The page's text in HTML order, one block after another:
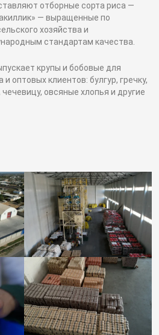
отборные сорта риса —
— выращенные по
хозяйства и
стандартам качества.
крупы и бобовые для
и оптовых клиентов: булгур, гречку,
овсяные хлопья и другие